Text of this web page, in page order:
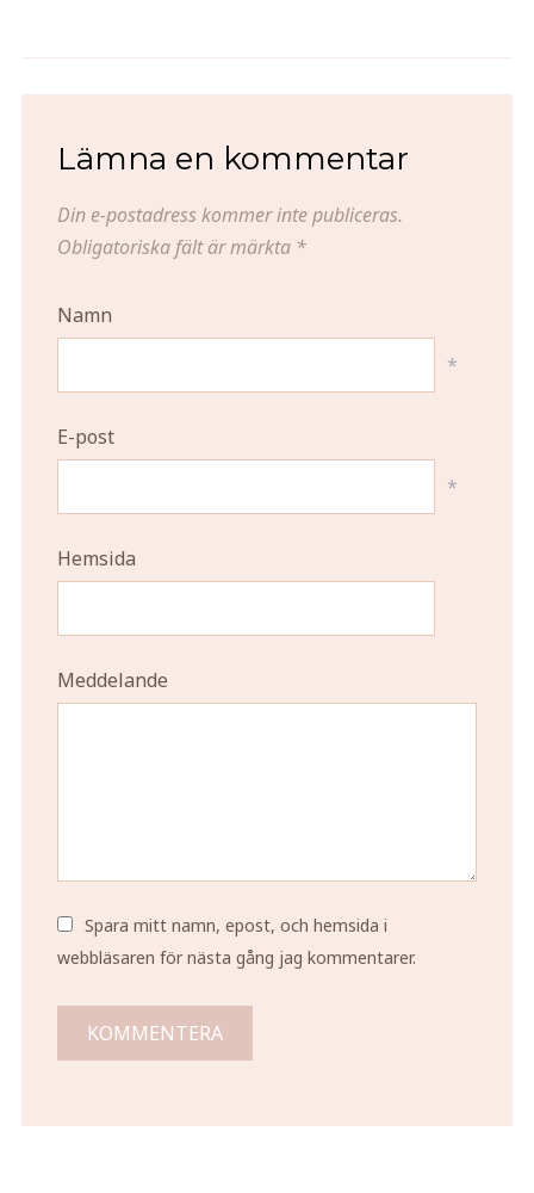
vaktelägg och ostiga kaninöron
Lämna en kommentar
Din e-postadress kommer inte publiceras.
Obligatoriska fält är märkta *
Namn
*
E-post
*
Hemsida
Meddelande
Spara mitt namn, epost, och hemsida i
webbläsaren för nästa gång jag kommentarer.